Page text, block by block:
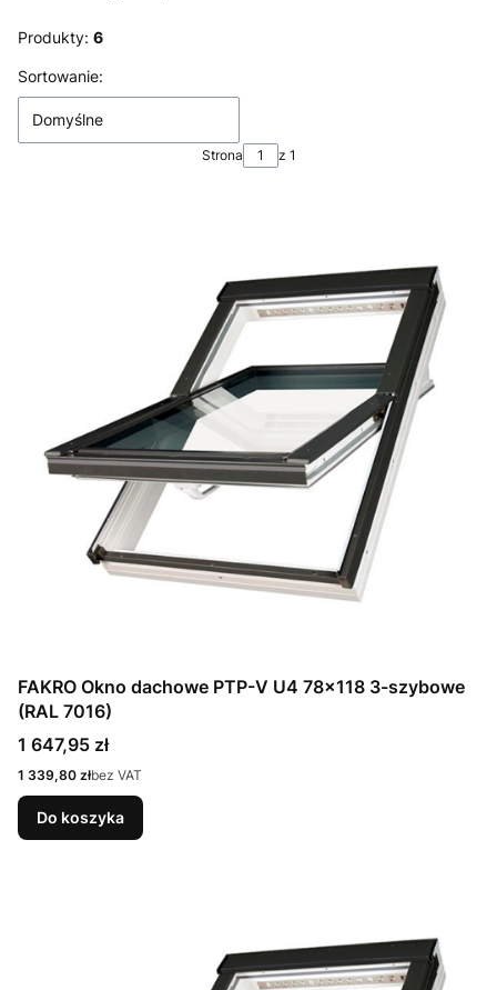
Produkty: 6
Lista produktów
Sortowanie:
Domyślne
Strona z 1
FAKRO Okno dachowe PTP-V U4 78x118 3-szybowe
(RAL 7016)
Cena
1 647,95 zł
Cena
1 339,80 złbez VAT
Do koszyka